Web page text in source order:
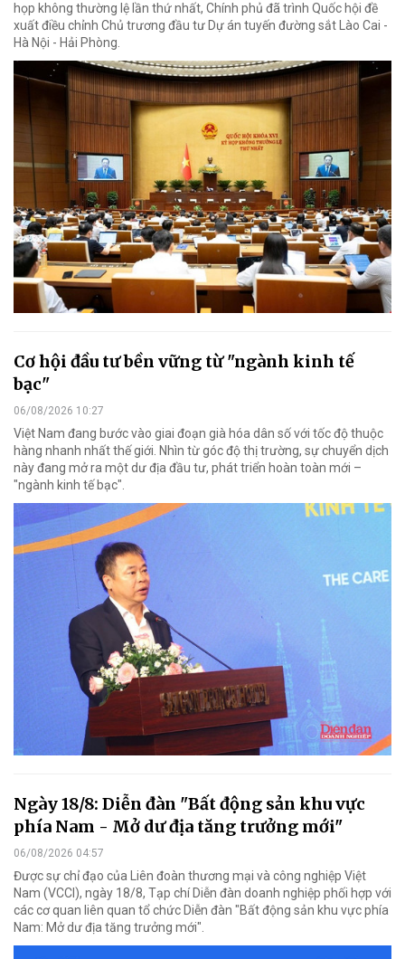
họp không thường lệ lần thứ nhất, Chính phủ đã trình Quốc hội đề
xuất điều chỉnh Chủ trương đầu tư Dự án tuyến đường sắt Lào Cai -
Hà Nội - Hải Phòng.
Cơ hội đầu tư bền vững từ "ngành kinh tế
bạc"
06/08/2026 10:27
Việt Nam đang bước vào giai đoạn già hóa dân số với tốc độ thuộc
hàng nhanh nhất thế giới. Nhìn từ góc độ thị trường, sự chuyển dịch
này đang mở ra một dư địa đầu tư, phát triển hoàn toàn mới –
"ngành kinh tế bạc".
Ngày 18/8: Diễn đàn "Bất động sản khu vực
phía Nam - Mở dư địa tăng trưởng mới"
06/08/2026 04:57
Được sự chỉ đạo của Liên đoàn thương mại và công nghiệp Việt
Nam (VCCI), ngày 18/8, Tạp chí Diễn đàn doanh nghiệp phối hợp với
các cơ quan liên quan tổ chức Diễn đàn "Bất động sản khu vực phía
Nam: Mở dư địa tăng trưởng mới".